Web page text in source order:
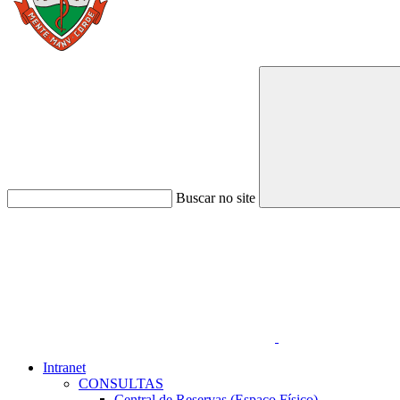
Buscar no site
Intranet
CONSULTAS